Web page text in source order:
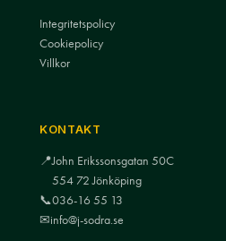
Integritetspolicy
Cookiepolicy
Villkor
KONTAKT
📍John Erikssonsgatan 50C
554 72 Jönköping
📞036-16 55 13
✉info@j-sodra.se